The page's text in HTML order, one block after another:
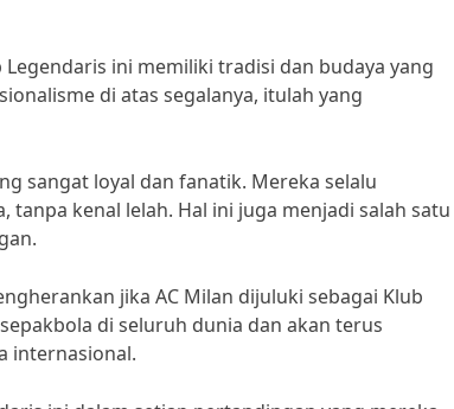
ini memiliki tradisi dan budaya yang
di atas segalanya, itulah yang
sangat loyal dan fanatik. Mereka selalu
kenal lelah. Hal ini juga menjadi salah satu
jika AC Milan dijuluki sebagai Klub
di seluruh dunia dan akan terus
internasional.